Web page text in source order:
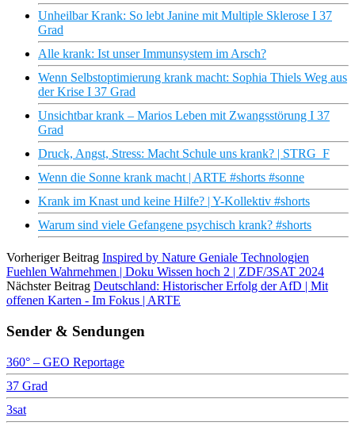
Unheilbar Krank: So lebt Janine mit Multiple Sklerose I 37
Grad
Alle krank: Ist unser Immunsystem im Arsch?
Wenn Selbstoptimierung krank macht: Sophia Thiels Weg aus
der Krise I 37 Grad
Unsichtbar krank – Marios Leben mit Zwangsstörung I 37
Grad
Druck, Angst, Stress: Macht Schule uns krank? | STRG_F
Wenn die Sonne krank macht | ARTE #shorts #sonne
Krank im Knast und keine Hilfe? | Y-Kollektiv #shorts
Warum sind viele Gefangene psychisch krank? #shorts
Vorheriger Beitrag Inspired by Nature Geniale Technologien
Fuehlen Wahrnehmen | Doku Wissen hoch 2 | ZDF/3SAT 2024
Nächster Beitrag Deutschland: Historischer Erfolg der AfD | Mit
offenen Karten - Im Fokus | ARTE
Sender & Sendungen
360° – GEO Reportage
37 Grad
3sat